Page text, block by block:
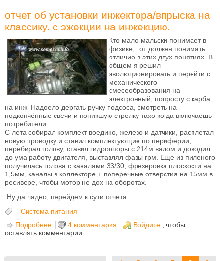
отчет об установки инжектора/впрыска на
классику. с эжекции на инжекцию.
Кто мало-мальски понимает в
физике, тот должен понимать
отличие в этих двух понятиях. В
общем я решил
эволюционировать и перейти с
механического
смесеобразования на
электронный, попросту с карба
на инж. Надоело дергать ручку подсоса, смотреть на
подкопчённые свечи и поникшую стрелку тахо когда включаешь
потребители.
С лета собирал комплект воедино, железо и датчики, расплетал
новую проводку и ставил комплектующие по периферии,
перебирал голову, ставил гидроопоры с 214м валом и доводил
до ума работу двигателя, выставлял фазы грм. Еще из пиленого
получилась голова с каналами 33/30, фрезеровка плоскости на
1,5мм, каналы в коллекторе + поперечные отверстия на 15мм в
ресивере, чтобы мотор не дох на оборотах.
Ну да ладно, перейдем к сути отчета.
Система питания
Подробнее о отчет об установки инжектора/впрыска на
классику. с эжекции на инжекцию.
4 комментария Войдите , чтобы
оставлять комментарии